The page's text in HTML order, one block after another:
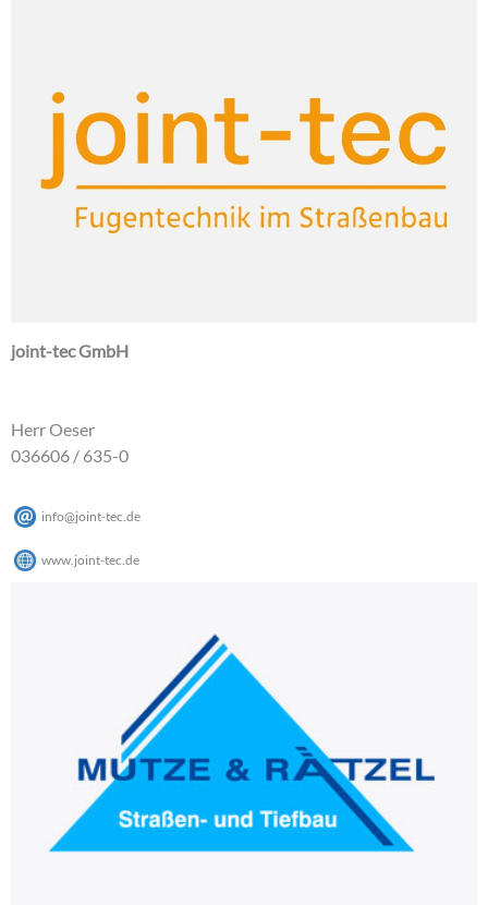
joint-tec GmbH
Herr Oeser
036606 / 635-0
info@joint-tec.de
www.joint-tec.de